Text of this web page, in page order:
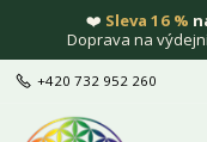
❤️ Sleva 16 %
Doprava na
+420 732 952 260